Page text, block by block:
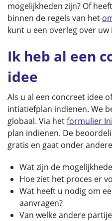
mogelijkheden zijn? Of
binnen de regels van het
kunt u een overleg over
Ik heb al een
idee
Als u al een concreet idee
intiatiefplan indienen. We
globaal. Via hetformulier
plan indienen. De
gratis en gaat onder
Wat zijn de
Hoe ziet het proces er
Wat heeft u nodig om
aanvragen?
Van welke andere